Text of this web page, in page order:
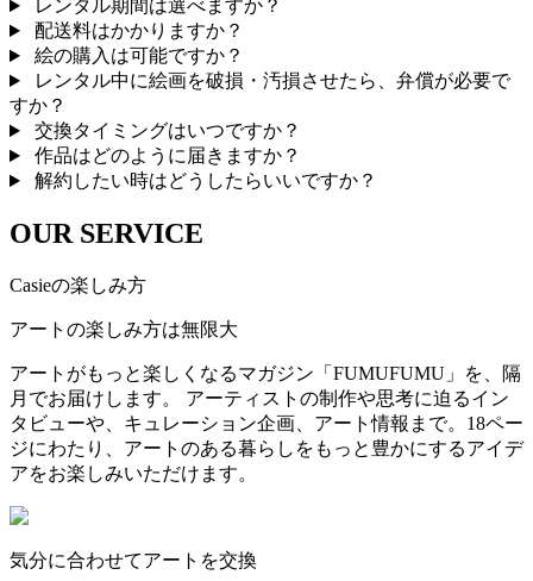
レンタル期間は選べますか？
配送料はかかりますか？
絵の購入は可能ですか？
レンタル中に絵画を破損・汚損させたら、弁償が必要で
すか？
交換タイミングはいつですか？
作品はどのように届きますか？
解約したい時はどうしたらいいですか？
OUR SERVICE
Casieの楽しみ方
アートの楽しみ方は無限大
アートがもっと楽しくなるマガジン「FUMUFUMU」を、隔
月でお届けします。 アーティストの制作や思考に迫るイン
タビューや、キュレーション企画、アート情報まで。18ペー
ジにわたり、アートのある暮らしをもっと豊かにするアイデ
アをお楽しみいただけます。
気分に合わせてアートを交換